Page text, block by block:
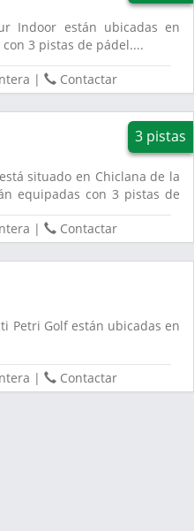
Indoor están ubicadas en
3 pistas de pádel....
| Contactar
3 pistas
situado en Chiclana de la
equipadas con 3 pistas de
| Contactar
Petri Golf están ubicadas en
| Contactar